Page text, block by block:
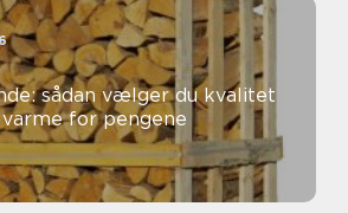
sådan vælger du kvalitet
for pengene